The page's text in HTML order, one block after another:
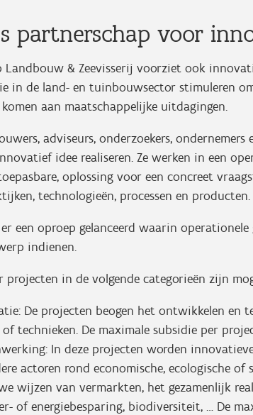
partnerschap voor
Landbouw & Zeevisserij voorziet ook
in de land- en tuinbouwsector stimuleren
aan maatschappelijke uitdagingen.
adviseurs, onderzoekers,
idee realiseren. Ze werken in een
oplossing voor een concreet
technologieën, processen en producten.
een oproep gelanceerd waarin
indienen.
projecten in de volgende categorieën zijn
De projecten beogen het ontwikkelen en
of technieken. De maximale subsidie per
In deze projecten worden
actoren rond economische, ecologische of
wijzen van vermarkten, het gezamenlijk
of energiebesparing, biodiversiteit, … De